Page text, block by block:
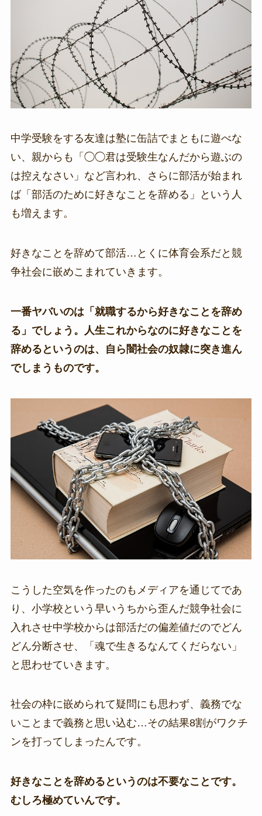
中学受験をする友達は塾に缶詰でまともに遊べな
い、親からも「◯◯君は受験生なんだから遊ぶの
は控えなさい」など言われ、さらに部活が始まれ
ば「部活のために好きなことを辞める」という人
も増えます。
好きなことを辞めて部活…とくに体育会系だと競
争社会に嵌めこまれていきます。
一番ヤバいのは「就職するから好きなことを辞め
る」でしょう。人生これからなのに好きなことを
辞めるというのは、自ら闇社会の奴隷に突き進ん
でしまうものです。
こうした空気を作ったのもメディアを通じてであ
り、小学校という早いうちから歪んだ競争社会に
入れさせ中学校からは部活だの偏差値だのでどん
どん分断させ、「魂で生きるなんてくだらない」
と思わせていきます。
社会の枠に嵌められて疑問にも思わず、義務でな
いことまで義務と思い込む…その結果8割がワクチ
ンを打ってしまったんです。
好きなことを辞めるというのは不要なことです。
むしろ極めていんです。